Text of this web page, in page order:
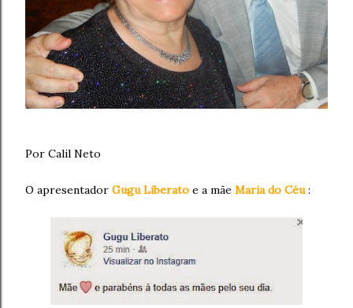
Por Calil Neto
O apresentador Gugu Liberato e a mãe Maria do Céu: